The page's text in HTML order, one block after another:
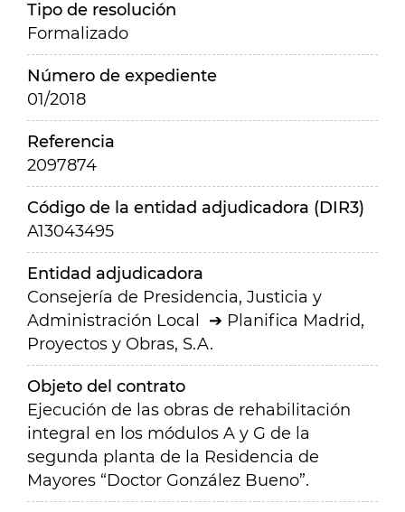
Tipo de resolución
Formalizado
Número de expediente
01/2018
Referencia
2097874
Código de la entidad adjudicadora (DIR3)
A13043495
Entidad adjudicadora
Consejería de Presidencia, Justicia y
Administración Local
Planifica Madrid,
Proyectos y Obras, S.A.
Objeto del contrato
Ejecución de las obras de rehabilitación
integral en los módulos A y G de la
segunda planta de la Residencia de
Mayores “Doctor González Bueno”.